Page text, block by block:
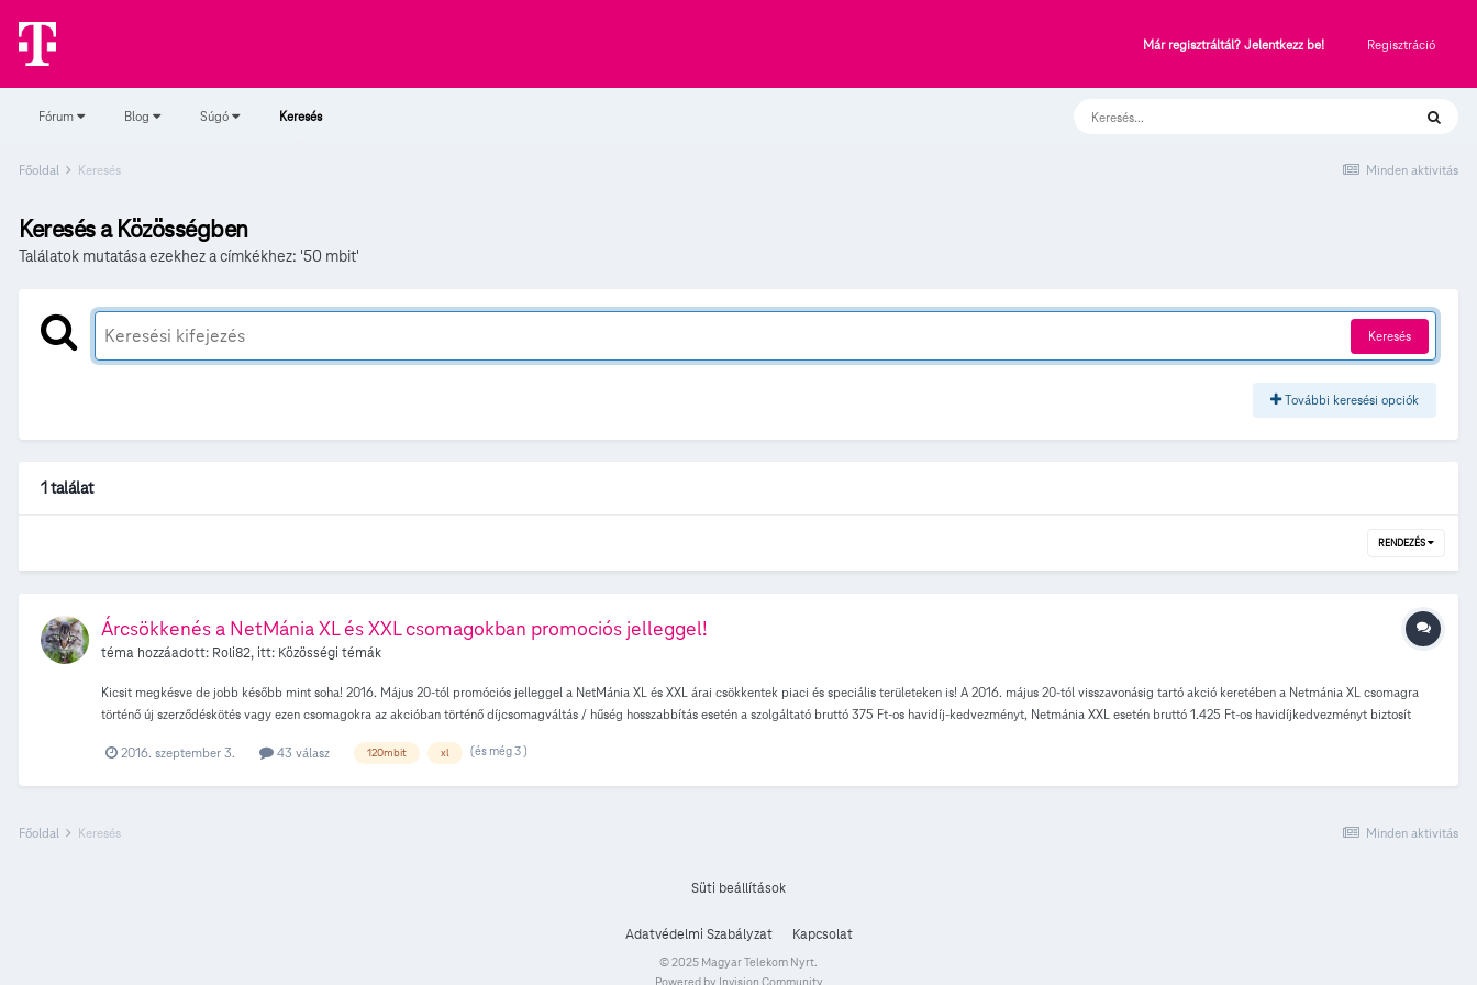
Már regisztráltál? Jelentkezz be! Regisztráció
Fórum Blog Súgó Keresés
Minden aktivitás
Főoldal Keresés
Keresés a Közösségben
Találatok mutatása ezekhez a címkékhez: '50 mbit'
Keresés
További keresési opciók
1 találat
RENDEZÉS
Árcsökkenés a NetMánia XL és XXL csomagokban promociós jelleggel!
téma hozzáadott: Roli82, itt: Közösségi témák
Kicsit megkésve de jobb később mint soha! 2016. Május 20-tól promóciós jelleggel a NetMánia XL és XXL árai csökkentek piaci és speciális területeken is! A 2016. május 20-tól visszavonásig tartó akció keretében a Netmánia XL csomagra
történő új szerződéskötés vagy ezen csomagokra az akcióban történő díjcsomagváltás / hűség hosszabbítás esetén a szolgáltató bruttó 375 Ft-os havidíj-kedvezményt, Netmánia XXL esetén bruttó 1.425 Ft-os havidíjkedvezményt biztosít
2016. szeptember 3.
43 válasz 120mbit xl (és még 3 )
Minden aktivitás
Főoldal Keresés
Süti beállítások
Adatvédelmi Szabályzat Kapcsolat
© 2025 Magyar Telekom Nyrt.
Powered by Invision Community